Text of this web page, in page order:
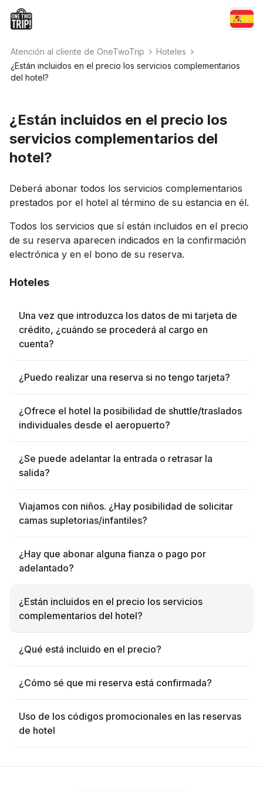
Atención al cliente de OneTwoTrip
Hoteles
¿Están incluidos en el precio los servicios complementarios
del hotel?
¿Están incluidos en el precio los
servicios complementarios del
hotel?
Deberá abonar todos los servicios complementarios
prestados por el hotel al término de su estancia en él.
Todos los servicios que sí están incluidos en el precio
de su reserva aparecen indicados en la confirmación
electrónica y en el bono de su reserva.
Hoteles
Una vez que introduzca los datos de mi tarjeta de
crédito, ¿cuándo se procederá al cargo en
cuenta?
¿Puedo realizar una reserva si no tengo tarjeta?
¿Ofrece el hotel la posibilidad de shuttle/traslados
individuales desde el aeropuerto?
¿Se puede adelantar la entrada o retrasar la
salida?
Viajamos con niños. ¿Hay posibilidad de solicitar
camas supletorias/infantiles?
¿Hay que abonar alguna fianza o pago por
adelantado?
¿Están incluidos en el precio los servicios
complementarios del hotel?
¿Qué está incluido en el precio?
¿Cómo sé que mi reserva está confirmada?
Uso de los códigos promocionales en las reservas
de hotel